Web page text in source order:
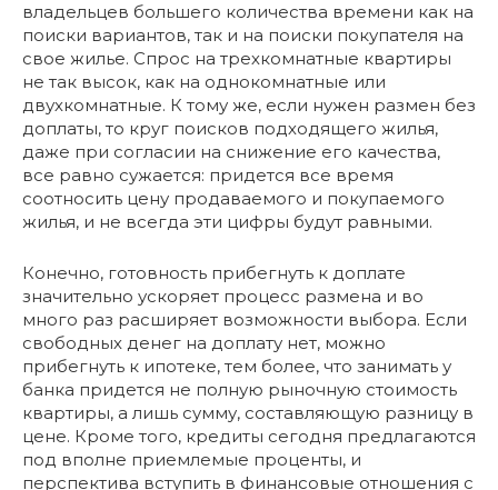
владельцев большего количества времени как на
поиски вариантов, так и на поиски покупателя на
свое жилье. Спрос на трехкомнатные квартиры
не так высок, как на однокомнатные или
двухкомнатные. К тому же, если нужен размен без
доплаты, то круг поисков подходящего жилья,
даже при согласии на снижение его качества,
все равно сужается: придется все время
соотносить цену продаваемого и покупаемого
жилья, и не всегда эти цифры будут равными.
Конечно, готовность прибегнуть к доплате
значительно ускоряет процесс размена и во
много раз расширяет возможности выбора. Если
свободных денег на доплату нет, можно
прибегнуть к ипотеке, тем более, что занимать у
банка придется не полную рыночную стоимость
квартиры, а лишь сумму, составляющую разницу в
цене. Кроме того, кредиты сегодня предлагаются
под вполне приемлемые проценты, и
перспектива вступить в финансовые отношения с